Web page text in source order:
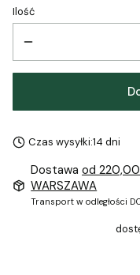
Ilość
Czas wysyłki:14 dni
Dostawaod 220,00
WARSZAWA
Transport w odległości